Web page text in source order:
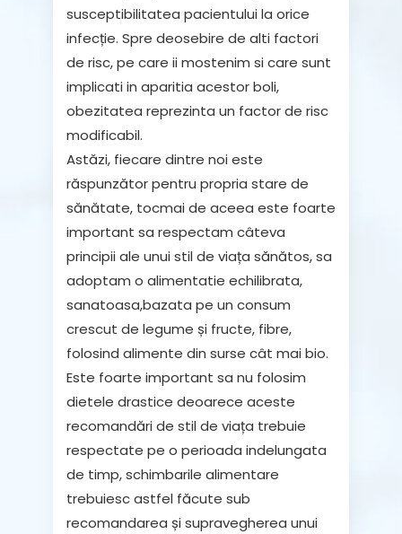
susceptibilitatea pacientului la orice
infecție. Spre deosebire de alti factori
de risc, pe care ii mostenim si care sunt
implicati in aparitia acestor boli,
obezitatea reprezinta un factor de risc
modificabil.
Astăzi, fiecare dintre noi este
răspunzător pentru propria stare de
sănătate, tocmai de aceea este foarte
important sa respectam câteva
principii ale unui stil de viața sănătos, sa
adoptam o alimentatie echilibrata,
sanatoasa,bazata pe un consum
crescut de legume și fructe, fibre,
folosind alimente din surse cât mai bio.
Este foarte important sa nu folosim
dietele drastice deoarece aceste
recomandări de stil de viața trebuie
respectate pe o perioada indelungata
de timp, schimbarile alimentare
trebuiesc astfel făcute sub
recomandarea și supravegherea unui